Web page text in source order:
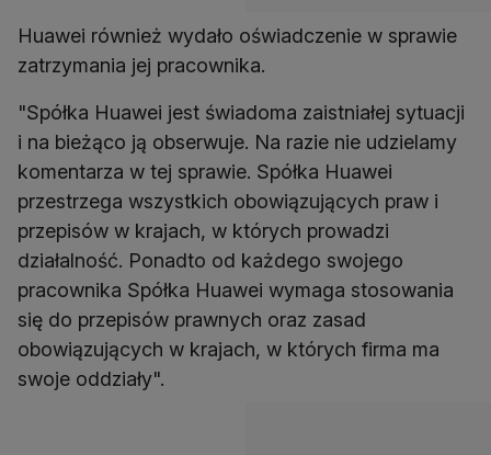
Huawei również wydało oświadczenie w sprawie
zatrzymania jej pracownika.
"Spółka Huawei jest świadoma zaistniałej sytuacji
i na bieżąco ją obserwuje. Na razie nie udzielamy
komentarza w tej sprawie. Spółka Huawei
przestrzega wszystkich obowiązujących praw i
przepisów w krajach, w których prowadzi
działalność. Ponadto od każdego swojego
pracownika Spółka Huawei wymaga stosowania
się do przepisów prawnych oraz zasad
obowiązujących w krajach, w których firma ma
swoje oddziały".